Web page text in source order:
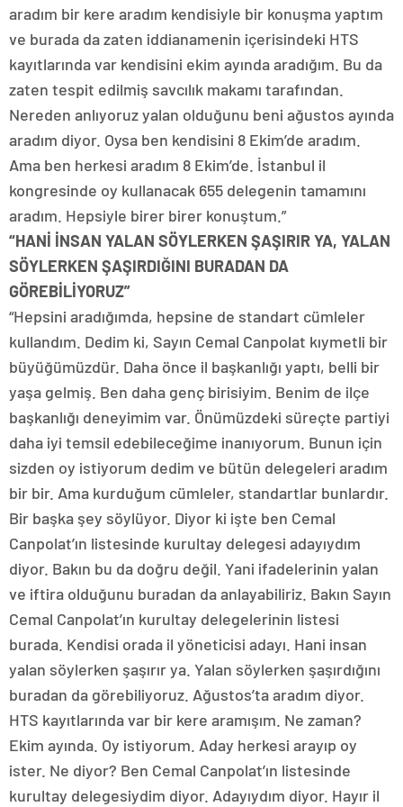
aradım bir kere aradım kendisiyle bir konuşma yaptım
ve burada da zaten iddianamenin içerisindeki HTS
kayıtlarında var kendisini ekim ayında aradığım. Bu da
zaten tespit edilmiş savcılık makamı tarafından.
Nereden anlıyoruz yalan olduğunu beni ağustos ayında
aradım diyor. Oysa ben kendisini 8 Ekim’de aradım.
Ama ben herkesi aradım 8 Ekim’de. İstanbul il
kongresinde oy kullanacak 655 delegenin tamamını
aradım. Hepsiyle birer birer konuştum.”
“HANİ İNSAN YALAN SÖYLERKEN ŞAŞIRIR YA, YALAN
SÖYLERKEN ŞAŞIRDIĞINI BURADAN DA
GÖREBİLİYORUZ”
“Hepsini aradığımda, hepsine de standart cümleler
kullandım. Dedim ki, Sayın Cemal Canpolat kıymetli bir
büyüğümüzdür. Daha önce il başkanlığı yaptı, belli bir
yaşa gelmiş. Ben daha genç birisiyim. Benim de ilçe
başkanlığı deneyimim var. Önümüzdeki süreçte partiyi
daha iyi temsil edebileceğime inanıyorum. Bunun için
sizden oy istiyorum dedim ve bütün delegeleri aradım
bir bir. Ama kurduğum cümleler, standartlar bunlardır.
Bir başka şey söylüyor. Diyor ki işte ben Cemal
Canpolat’ın listesinde kurultay delegesi adayıydım
diyor. Bakın bu da doğru değil. Yani ifadelerinin yalan
ve iftira olduğunu buradan da anlayabiliriz. Bakın Sayın
Cemal Canpolat’ın kurultay delegelerinin listesi
burada. Kendisi orada il yöneticisi adayı. Hani insan
yalan söylerken şaşırır ya. Yalan söylerken şaşırdığını
buradan da görebiliyoruz. Ağustos’ta aradım diyor.
HTS kayıtlarında var bir kere aramışım. Ne zaman?
Ekim ayında. Oy istiyorum. Aday herkesi arayıp oy
ister. Ne diyor? Ben Cemal Canpolat’ın listesinde
kurultay delegesiydim diyor. Adayıydım diyor. Hayır il